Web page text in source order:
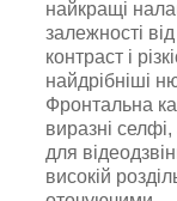
найкращі
залежності
контраст і
найдрібніші
Фронтальна
виразні
для
високій